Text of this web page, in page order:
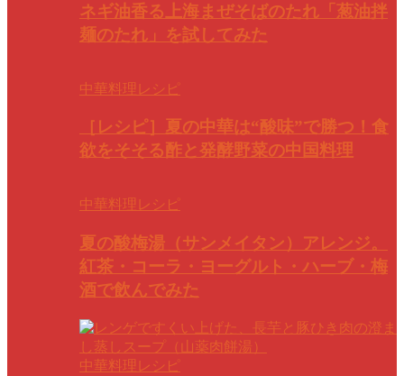
ネギ油香る上海まぜそばのたれ「葱油拌
麺のたれ」を試してみた
中華料理レシピ
［レシピ］夏の中華は“酸味”で勝つ！食
欲をそそる酢と発酵野菜の中国料理
中華料理レシピ
夏の酸梅湯（サンメイタン）アレンジ。
紅茶・コーラ・ヨーグルト・ハーブ・梅
酒で飲んでみた
中華料理レシピ